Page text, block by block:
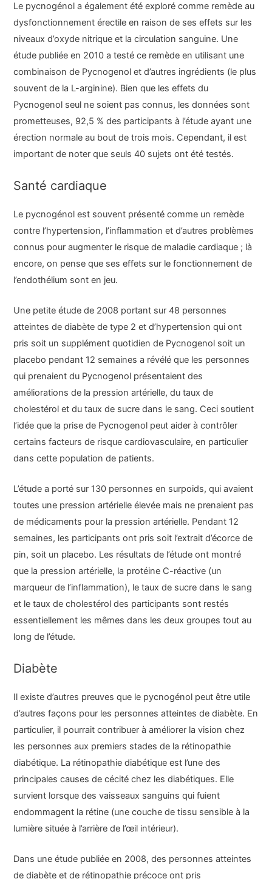
Le pycnogénol a également été exploré comme remède au
dysfonctionnement érectile en raison de ses effets sur les
niveaux d’oxyde nitrique et la circulation sanguine. Une
étude publiée en 2010 a testé ce remède en utilisant une
combinaison de Pycnogenol et d’autres ingrédients (le plus
souvent de la L-arginine). Bien que les effets du
Pycnogenol seul ne soient pas connus, les données sont
prometteuses, 92,5 % des participants à l’étude ayant une
érection normale au bout de trois mois. Cependant, il est
important de noter que seuls 40 sujets ont été testés.
Santé cardiaque
Le pycnogénol est souvent présenté comme un remède
contre l’hypertension, l’inflammation et d’autres problèmes
connus pour augmenter le risque de maladie cardiaque ; là
encore, on pense que ses effets sur le fonctionnement de
l’endothélium sont en jeu.
Une petite étude de 2008 portant sur 48 personnes
atteintes de diabète de type 2 et d’hypertension qui ont
pris soit un supplément quotidien de Pycnogenol soit un
placebo pendant 12 semaines a révélé que les personnes
qui prenaient du Pycnogenol présentaient des
améliorations de la pression artérielle, du taux de
cholestérol et du taux de sucre dans le sang. Ceci soutient
l’idée que la prise de Pycnogenol peut aider à contrôler
certains facteurs de risque cardiovasculaire, en particulier
dans cette population de patients.
L’étude a porté sur 130 personnes en surpoids, qui avaient
toutes une pression artérielle élevée mais ne prenaient pas
de médicaments pour la pression artérielle. Pendant 12
semaines, les participants ont pris soit l’extrait d’écorce de
pin, soit un placebo. Les résultats de l’étude ont montré
que la pression artérielle, la protéine C-réactive (un
marqueur de l’inflammation), le taux de sucre dans le sang
et le taux de cholestérol des participants sont restés
essentiellement les mêmes dans les deux groupes tout au
long de l’étude.
Diabète
Il existe d’autres preuves que le pycnogénol peut être utile
d’autres façons pour les personnes atteintes de diabète. En
particulier, il pourrait contribuer à améliorer la vision chez
les personnes aux premiers stades de la rétinopathie
diabétique. La rétinopathie diabétique est l’une des
principales causes de cécité chez les diabétiques. Elle
survient lorsque des vaisseaux sanguins qui fuient
endommagent la rétine (une couche de tissu sensible à la
lumière située à l’arrière de l’œil intérieur).
Dans une étude publiée en 2008, des personnes atteintes
de diabète et de rétinopathie précoce ont pris